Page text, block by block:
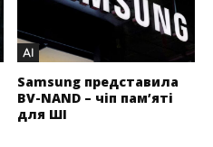
AI
Samsung представила
BV-NAND – чіп пам’яті
для ШІ